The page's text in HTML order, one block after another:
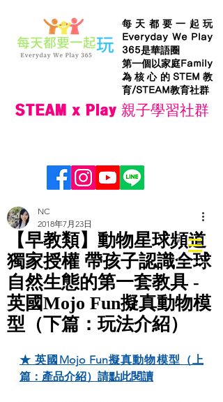
每天都要一起玩
Everyday We Play
365是華語圈
第一個以家庭Family
為核心的STEM教
育/STEAM教育社群
STEAM x Play 親子學習社群
【早教類】動物星球頻道
獨家授權 帶孩子認識全球
自然生態的第一套教具 -
英國Mojo Fun擬真動物模
型（下篇：玩法介紹）
NC
2018年7月23日
★ 英國Mojo Fun擬真動物模型（上
篇：產品介紹）請點此閱讀